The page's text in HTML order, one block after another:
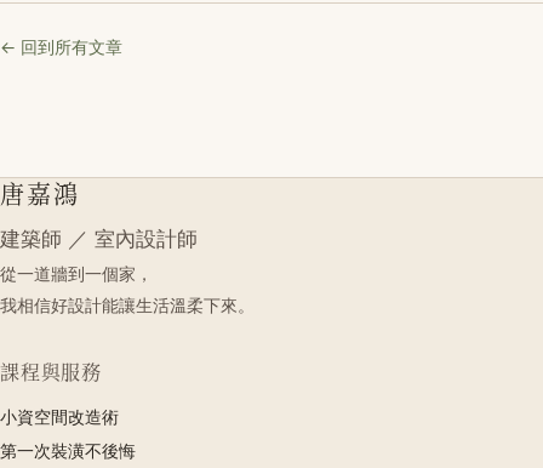
← 回到所有文章
唐嘉鴻
建築師 ／ 室內設計師
從一道牆到一個家，
我相信好設計能讓生活溫柔下來。
課程與服務
小資空間改造術
第一次裝潢不後悔